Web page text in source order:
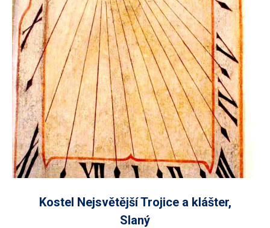
Kostel Nejsvětější Trojice a klášter,
Slaný